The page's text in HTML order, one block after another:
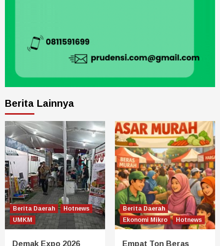
Berita Lainnya
Berita Daerah
Hotnews
UMKM
Demak Expo 2026
Berita Daerah
Ekonomi Mikro
Hotnews
Empat Ton Beras